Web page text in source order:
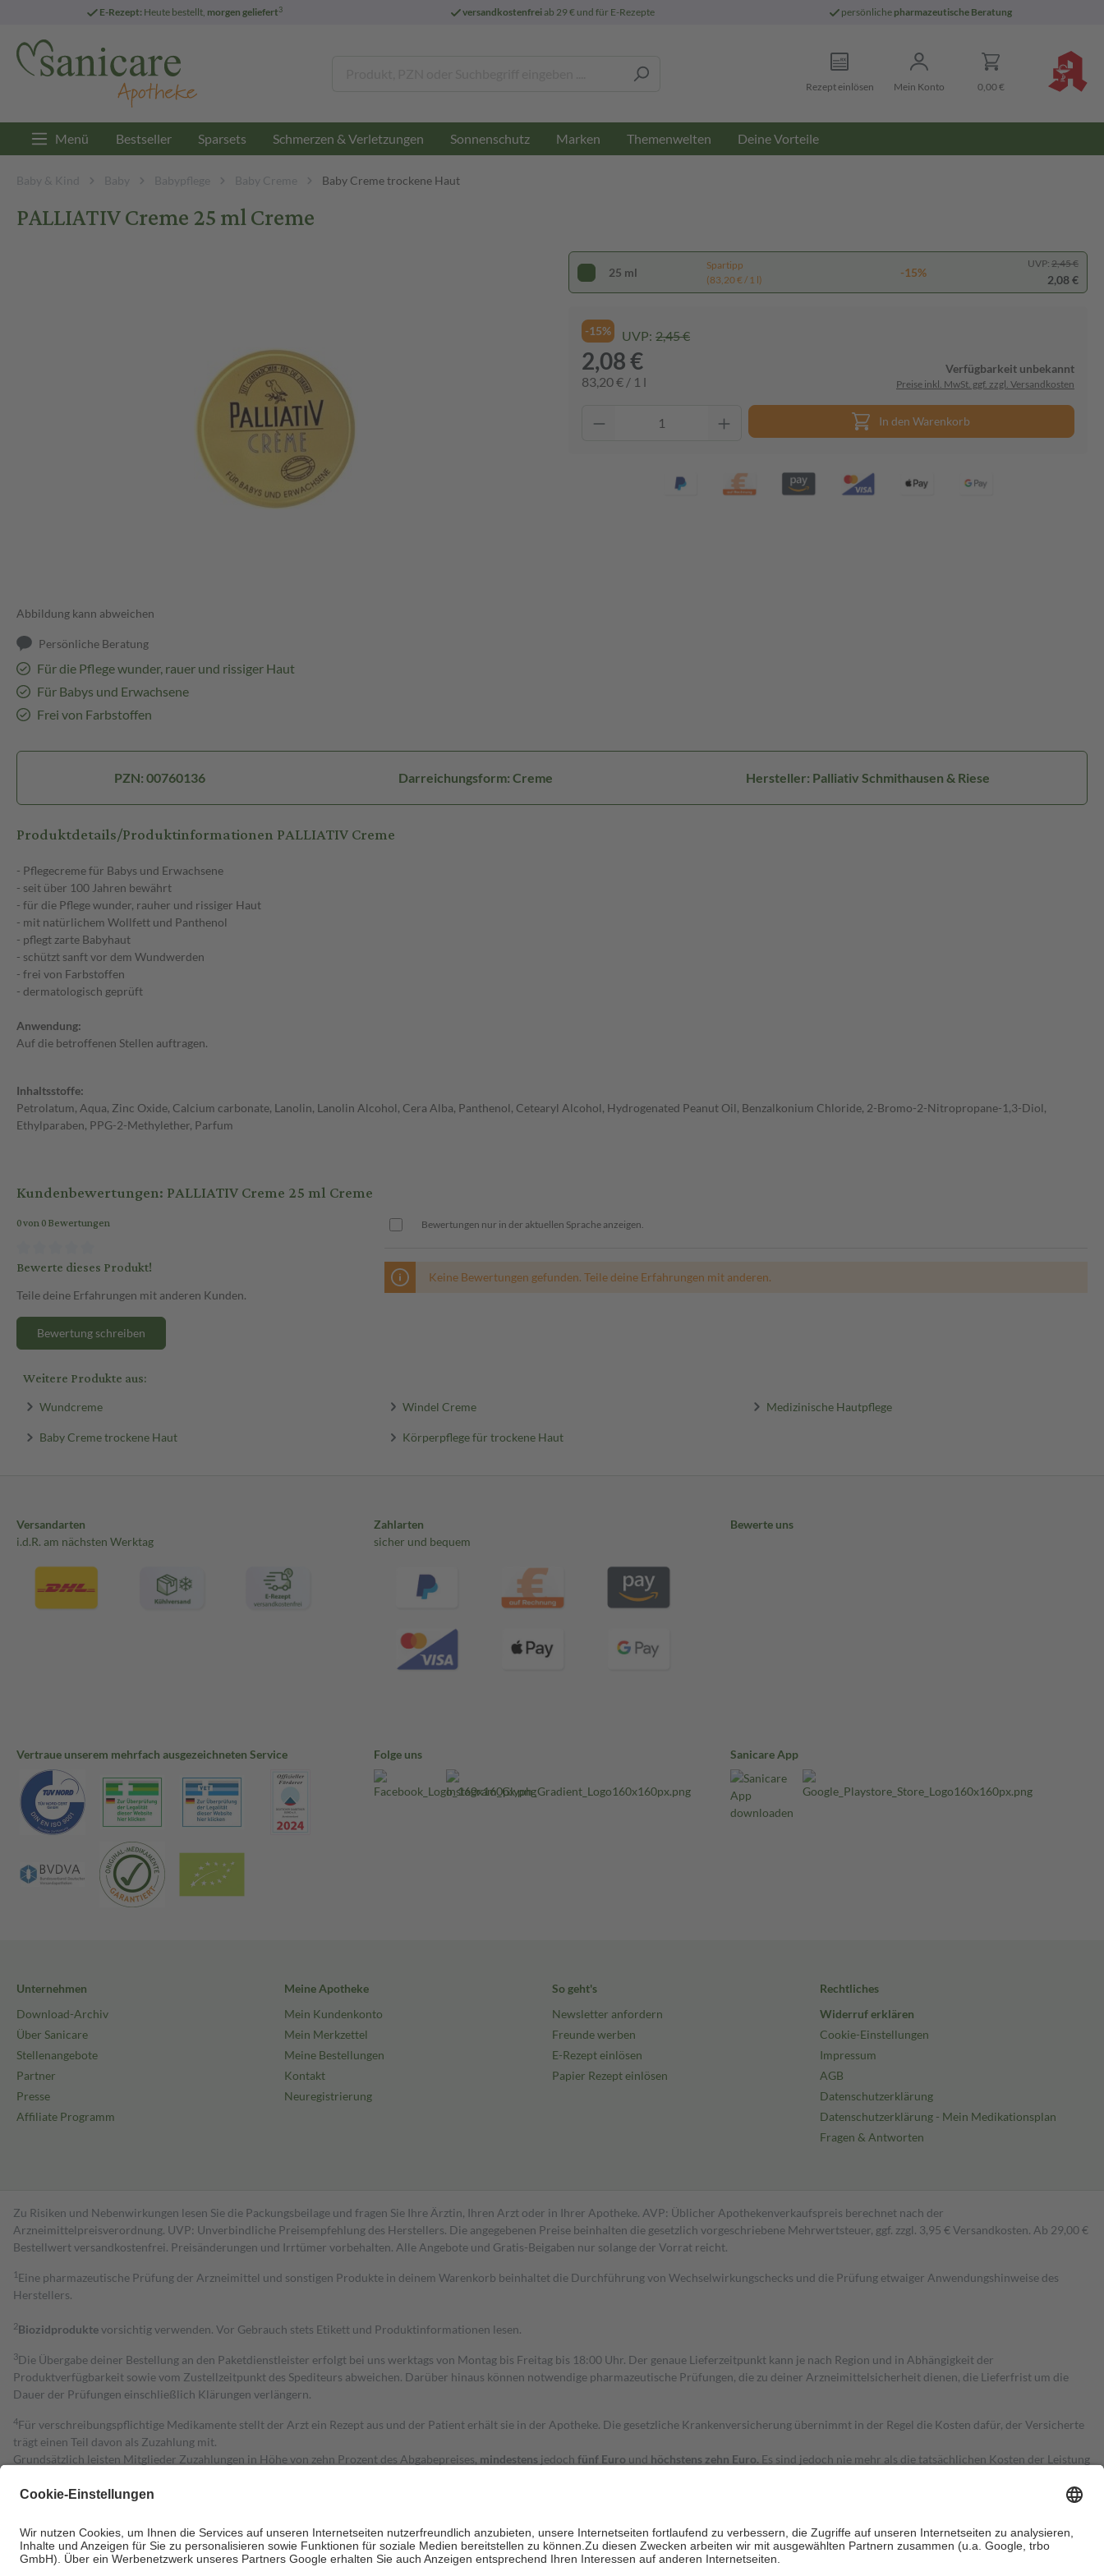
E-Rezept: Heute bestellt, morgen geliefert3 versandkostenfreiab 29 € und für E-Rezepte persönliche pharmazeutische Beratung
Rezept einlösen Mein Konto 0,00 €
Menü Bestseller Sparsets Schmerzen & Verletzungen Sonnenschutz Marken Themenwelten Deine Vorteile
Baby & Kind Baby Babypflege Baby Creme Baby Creme trockene Haut
PALLIATIV Creme 25 ml Creme
Abbildung kann abweichen
Persönliche Beratung
Für die Pflege wunder, rauer und rissiger Haut
Für Babys und Erwachsene
Frei von Farbstoffen
25 ml
Spartipp
(83,20 € / 1 l)
-15%
UVP: 2,45 €
2,08 €
-15% UVP: 2,45 €
2,08 €
83,20 € / 1 l
Verfügbarkeit unbekannt
Preise inkl. MwSt. ggf. zzgl. Versandkosten
In den Warenkorb
PZN: 00760136 Darreichungsform: Creme Hersteller: Palliativ Schmithausen & Riese
Produktdetails/Produktinformationen PALLIATIV Creme
- Pflegecreme für Babys und Erwachsene
- seit über 100 Jahren bewährt
- für die Pflege wunder, rauher und rissiger Haut
- mit natürlichem Wollfett und Panthenol
- pflegt zarte Babyhaut
- schützt sanft vor dem Wundwerden
- frei von Farbstoffen
- dermatologisch geprüft
Anwendung:
Auf die betroffenen Stellen auftragen.
Inhaltsstoffe:
Petrolatum, Aqua, Zinc Oxide, Calcium carbonate, Lanolin, Lanolin Alcohol, Cera Alba, Panthenol, Cetearyl Alcohol, Hydrogenated Peanut Oil, Benzalkonium Chloride, 2-Bromo-2-Nitropropane-1,3-Diol,
Ethylparaben, PPG-2-Methylether, Parfum
Kundenbewertungen: PALLIATIV Creme 25 ml Creme
0 von 0 Bewertungen
Bewerte dieses Produkt!
Teile deine Erfahrungen mit anderen Kunden.
Bewertung schreiben
Bewertungen nur in der aktuellen Sprache anzeigen.
Keine Bewertungen gefunden. Teile deine Erfahrungen mit anderen.
Weitere Produkte aus:
Wundcreme Windel Creme Medizinische Hautpflege
Baby Creme trockene Haut Körperpflege für trockene Haut
Versandarten
i.d.R. am nächsten Werktag
Zahlarten
sicher und bequem
Bewerte uns
Vertraue unserem mehrfach ausgezeichneten Service Folge uns Sanicare App
Unternehmen
Download-Archiv
Über Sanicare
Stellenangebote
Partner
Presse
Affiliate Programm
Meine Apotheke
Mein Kundenkonto
Mein Merkzettel
Meine Bestellungen
Kontakt
Neuregistrierung
So geht's
Newsletter anfordern
Freunde werben
E-Rezept einlösen
Papier Rezept einlösen
Rechtliches
Widerruf erklären
Cookie-Einstellungen
Impressum
AGB
Datenschutzerklärung
Datenschutzerklärung - Mein Medikationsplan
Fragen & Antworten
Zu Risiken und Nebenwirkungen lesen Sie die Packungsbeilage und fragen Sie Ihre Ärztin, Ihren Arzt oder in Ihrer Apotheke. AVP: Üblicher Apothekenverkaufspreis berechnet nach der
Arzneimittelpreisverordnung. UVP: Unverbindliche Preisempfehlung des Herstellers. Die angegebenen Preise beinhalten die gesetzlich vorgeschriebene Mehrwertsteuer, ggf. zzgl. 3,95 € Versandkosten. Ab 29,00 €
Bestell­wert versand­kosten­frei. Preisänderungen und Irrtümer vorbehalten. Alle Angebote und Gratis-Beigaben nur solange der Vorrat reicht.
1 Eine pharmazeutische Prüfung der Arzneimittel und sonstigen Produkte in deinem Warenkorb beinhaltet die Durchführung von Wechselwirkungschecks und die Prüfung etwaiger Anwendungshinweise des
Herstellers.
2Biozidproduktevorsichtig verwenden. Vor Gebrauch stets Etikett und Produktinformationen lesen.
3Die Übergabe deiner Bestellung an den Paketdienstleister erfolgt bei uns werktags von Montag bis Freitag bis 18:00 Uhr. Der genaue Lieferzeitpunkt kann je nach Region und in Abhängigkeit der
Produktverfügbarkeit sowie vom Zustellzeitpunkt des Spediteurs abweichen. Darüber hinaus können notwendige pharmazeutische Prüfungen, die zu deiner Arzneimittelsicherheit dienen, die Lieferfrist um die
Dauer der Prüfungen einschließlich Klärungen verlängern.
4Für verschreibungspflichtige Medikamente stellt der Arzt ein Rezept aus und der Patient erhält sie in der Apotheke. Die gesetzliche Krankenversicherung übernimmt in der Regel die Kosten dafür, der Versicherte
trägt einen Teil davon als Zuzahlung mit.
Grundsätzlich leisten Mitglieder Zuzahlungen in Höhe von zehn Prozent des Abgabepreises, mindestens jedoch fünf Euro und höchstens zehn Euro. Es sind jedoch nie mehr als die tatsächlichen Kosten der Leistung
Diese Regeln gelten grundsätzlich auch für Online-Apotheken.
Um das Engagement der Versicherten für ihre eigene Gesundheit zu stärken und die besondere Stellung der Familie zu unterstützen, fallenkeine Zuzahlungen an bei:
• Kindern und Jugendlichen bis zum vollendeten 18. Lebensjahr mit Ausnahme der Fahrkosten
• Untersuchungen zur Vorsorge und Früherkennung, die von der GKV getragen werden